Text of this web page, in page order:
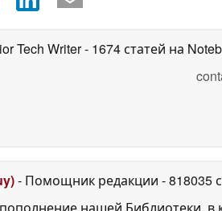
Tech Writer- 1674 статей на
- Помощник редакции - 818035